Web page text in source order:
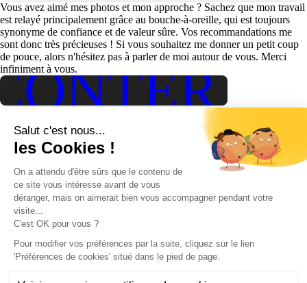
Vous avez aimé mes photos et mon approche ? Sachez que mon travail
est relayé principalement grâce au bouche-à-oreille, qui est toujours
synonyme de confiance et de valeur sûre. Vos recommandations me
sont donc très précieuses ! Si vous souhaitez me donner un petit coup
de pouce, alors n'hésitez pas à parler de moi autour de vous. Merci
infiniment à vous.
Photographe professionnel depuis 2012
Nantes, Loire-Atlantique, Pays de la Loire
Couple/ Grossesse/Naissance
ACCUEIL
|JOURNAL A PROPOS | PORTFOLIO |faq
de site web
CONTACT
JOURNAL|A PROPOS |PORTFOLIO| CONTACT